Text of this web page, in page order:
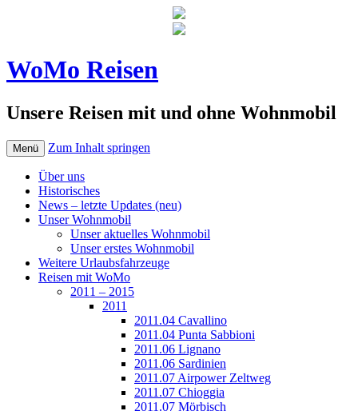
WoMo Reisen
Unsere Reisen mit und ohne Wohnmobil
Menü Zum Inhalt springen
Über uns
Historisches
News – letzte Updates (neu)
Unser Wohnmobil
Unser aktuelles Wohnmobil
Unser erstes Wohnmobil
Weitere Urlaubsfahrzeuge
Reisen mit WoMo
2011 – 2015
2011
2011.04 Cavallino
2011.04 Punta Sabbioni
2011.06 Lignano
2011.06 Sardinien
2011.07 Airpower Zeltweg
2011.07 Chioggia
2011.07 Mörbisch